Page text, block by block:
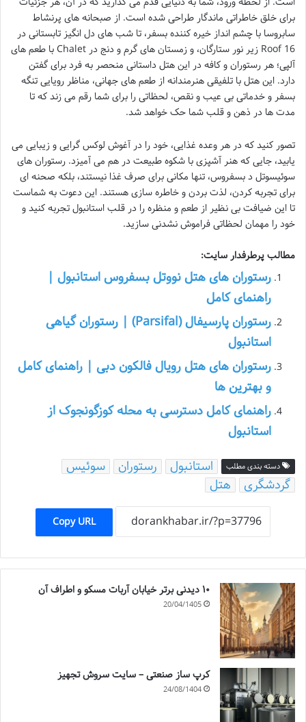
برای خلق خاطراتی ماندگار طراحی شده است. از صبحانه های پرنشاط
سابروسا با چشم انداز خیره کننده بسفر، تا شب های دل انگیز تابستانی در
16 Roof زیر نور ستارگان، و زمستان های گرم و دنج در Chalet با طعم های
آلپی؛ هر رستوران و کافه در این هتل داستانی منحصر به فرد برای گفتن
دارد. این هتل با تلفیقی هنرمندانه از طعم های جهانی، مناظر رویایی تنگه
بسفر و خدماتی بی عیب و نقص، لحظاتی را برای شما رقم می زند که تا
مدت ها در ذهن و قلب شما حک خواهد شد.
تصور کنید که در هر وعده غذایی، خود را در آغوش لوکس گرایی و زیبایی می
یابید، جایی که هنر آشپزی با شکوه طبیعت در هم می آمیزد. رستوران های
سوئیسوتل د بسفروس، تنها مکانی برای صرف غذا نیستند، بلکه صحنه ای
برای تجربه کردن، لذت بردن و خاطره سازی هستند. این دعوت به شماست
تا این ضیافت بی نظیر از طعم و منظره را در قلب استانبول تجربه کنید و
خود را مهمان لحظاتی فراموش نشدنی سازید.
مطالب پرطرفدار سایت:
رستوران های هتل نووتل بسفروس استانبول |
راهنمای کامل
رستوران پارسیفال (Parsifal) | رستوران گیاهی
استانبول
رستوران های هتل رویال فالکون دبی | راهنمای کامل
و بهترین ها
راهنمای کامل دسترسی به محله کوزگونجوک از
استانبول
دسته بندی مطلب استانبول رستوران
سوئیس
گردشگری
هتل
Copy URL
۱۰ دیدنی برتر خیابان آربات مسکو و اطراف آن
20/04/1405
کرپ ساز صنعتی – سایت سروش تجهیز
24/08/1404